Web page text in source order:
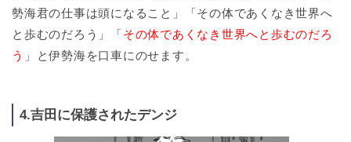
勢海君の仕事は頭になること」「その体であくなき世界へ
と歩むのだろう」「 その体であくなき世界へと歩むのだろ
う 」と伊勢海を口車にのせます。
4.吉田に保護されたデンジ